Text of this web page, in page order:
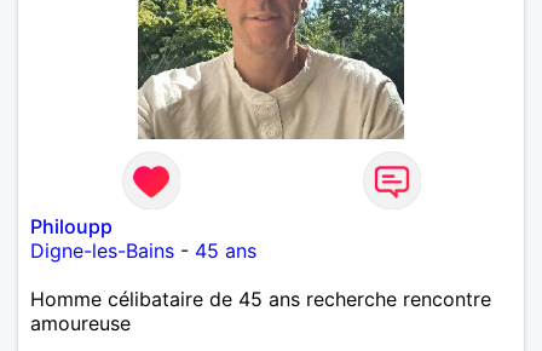
Philoupp
Digne-les-Bains - 45 ans
Homme célibataire de 45 ans recherche rencontre
amoureuse